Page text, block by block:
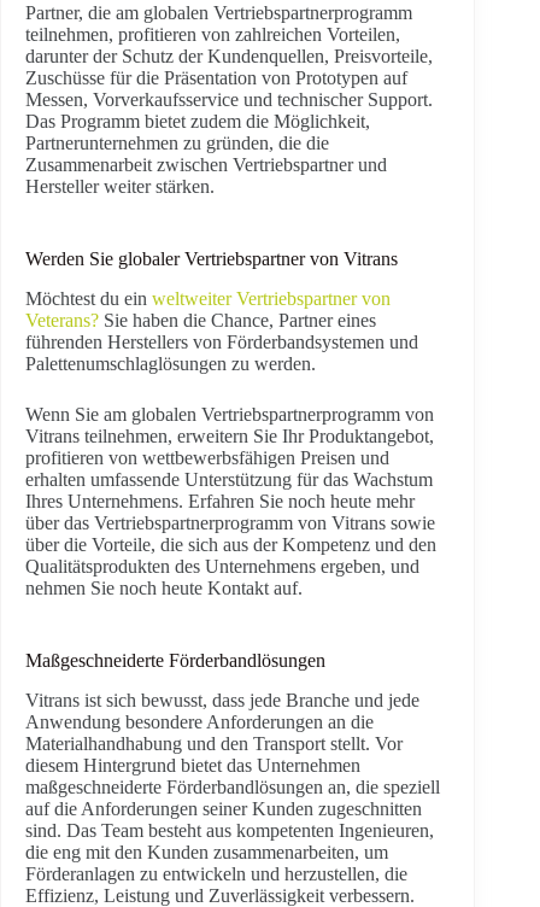
Partner, die am globalen Vertriebspartnerprogramm
teilnehmen, profitieren von zahlreichen Vorteilen,
darunter der Schutz der Kundenquellen, Preisvorteile,
Zuschüsse für die Präsentation von Prototypen auf
Messen, Vorverkaufsservice und technischer Support.
Das Programm bietet zudem die Möglichkeit,
Partnerunternehmen zu gründen, die die
Zusammenarbeit zwischen Vertriebspartner und
Hersteller weiter stärken.
Werden Sie globaler Vertriebspartner von Vitrans
Möchtest du ein weltweiter Vertriebspartner von
Veterans? Sie haben die Chance, Partner eines
führenden Herstellers von Förderbandsystemen und
Palettenumschlaglösungen zu werden.
Wenn Sie am globalen Vertriebspartnerprogramm von
Vitrans teilnehmen, erweitern Sie Ihr Produktangebot,
profitieren von wettbewerbsfähigen Preisen und
erhalten umfassende Unterstützung für das Wachstum
Ihres Unternehmens. Erfahren Sie noch heute mehr
über das Vertriebspartnerprogramm von Vitrans sowie
über die Vorteile, die sich aus der Kompetenz und den
Qualitätsprodukten des Unternehmens ergeben, und
nehmen Sie noch heute Kontakt auf.
Maßgeschneiderte Förderbandlösungen
Vitrans ist sich bewusst, dass jede Branche und jede
Anwendung besondere Anforderungen an die
Materialhandhabung und den Transport stellt. Vor
diesem Hintergrund bietet das Unternehmen
maßgeschneiderte Förderbandlösungen an, die speziell
auf die Anforderungen seiner Kunden zugeschnitten
sind. Das Team besteht aus kompetenten Ingenieuren,
die eng mit den Kunden zusammenarbeiten, um
Förderanlagen zu entwickeln und herzustellen, die
Effizienz, Leistung und Zuverlässigkeit verbessern.